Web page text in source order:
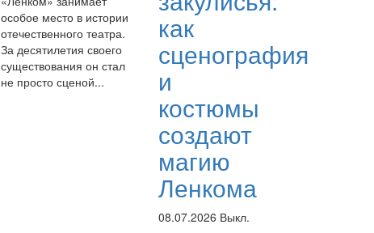
особое место в истории
отечественного театра.
За десятилетия своего
существования он стал
не просто сценой...
как
сценография
и
костюмы
создают
магию
Ленкома
08.07.2026 Выкл.